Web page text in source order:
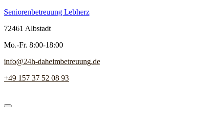
Seniorenbetreuung Lebherz
72461 Albstadt
Mo.-Fr. 8:00-18:00
info@24h-daheimbetreuung.de
+49 157 37 52 08 93